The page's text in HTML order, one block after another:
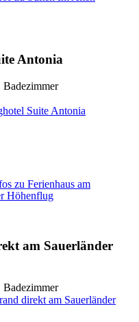
Antonia
Badezimmer
Suite Antonia
zu Ferienhaus am
Höhenflug
am Sauerländer
Badezimmer
direkt am Sauerländer